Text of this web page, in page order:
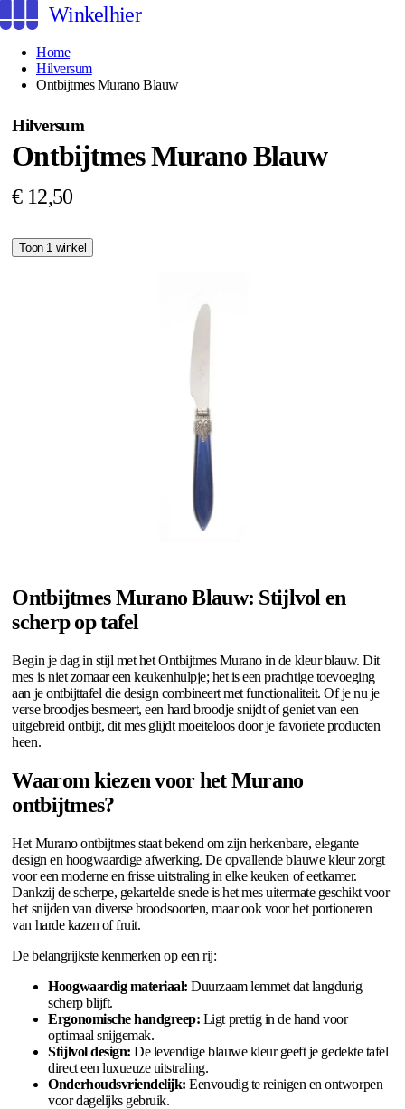
Winkelhier
Home
Hilversum
Ontbijtmes Murano Blauw
Hilversum
Ontbijtmes Murano Blauw
€ 12,50
Toon 1 winkel
Ontbijtmes Murano Blauw: Stijlvol en
scherp op tafel
Begin je dag in stijl met het Ontbijtmes Murano in de kleur blauw. Dit
mes is niet zomaar een keukenhulpje; het is een prachtige toevoeging
aan je ontbijttafel die design combineert met functionaliteit. Of je nu je
verse broodjes besmeert, een hard broodje snijdt of geniet van een
uitgebreid ontbijt, dit mes glijdt moeiteloos door je favoriete producten
heen.
Waarom kiezen voor het Murano
ontbijtmes?
Het Murano ontbijtmes staat bekend om zijn herkenbare, elegante
design en hoogwaardige afwerking. De opvallende blauwe kleur zorgt
voor een moderne en frisse uitstraling in elke keuken of eetkamer.
Dankzij de scherpe, gekartelde snede is het mes uitermate geschikt voor
het snijden van diverse broodsoorten, maar ook voor het portioneren
van harde kazen of fruit.
De belangrijkste kenmerken op een rij:
Hoogwaardig materiaal: Duurzaam lemmet dat langdurig
scherp blijft.
Ergonomische handgreep: Ligt prettig in de hand voor
optimaal snijgemak.
Stijlvol design: De levendige blauwe kleur geeft je gedekte tafel
direct een luxueuze uitstraling.
Onderhoudsvriendelijk: Eenvoudig te reinigen en ontworpen
voor dagelijks gebruik.